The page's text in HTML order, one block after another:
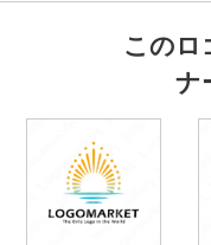
このロ
ナ